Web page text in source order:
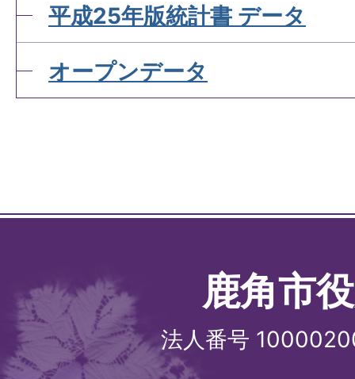
平成25年版統計書 データ
オープンデータ
鹿角市
法人番号